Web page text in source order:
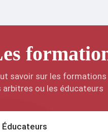
savoir sur les
arbitres ou les éducateurs
Éducateurs